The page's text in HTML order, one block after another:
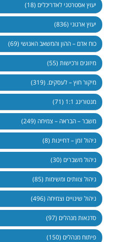
יעוץ אסטרטגי לאדריכלים (18)
יעוץ ארגוני (836)
כוח אדם – ההון והמשאב האנושי (69)
מיזוגים ורכישות (55)
מיקור חוץ – לעסקים. (319)
מנטורינג 1:1 (71)
משבר – הבראה – צמיחה (249)
ניהול זמן – דחיינות (8)
ניהול משברים (30)
ניהול צוותים ומשימות (85)
ניהול שינויים וצמיחה (496)
סדנאות מנהלים (97)
פיתוח מנהלים (150)